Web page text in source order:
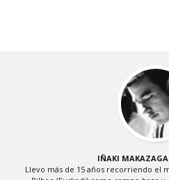
IÑAKI MAKAZAGA
Llevo más de 15 años recorriendo el